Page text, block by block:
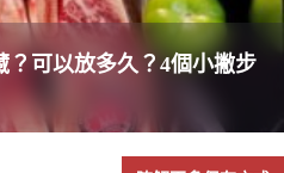
？可以放多久？4個小撇步